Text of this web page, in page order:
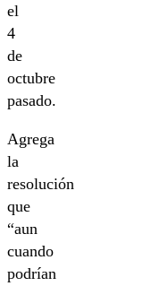
el
4
de
octubre
pasado.
Agrega
la
resolución
que
“aun
cuando
podrían